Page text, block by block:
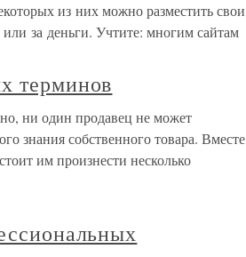
из них можно разместить свои
за деньги. Учтите: многим сайтам
терминов
ни один продавец не может
знания собственного товара. Вместе
им произнести несколько